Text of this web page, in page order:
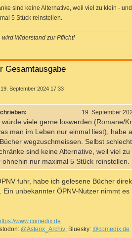
sind keine Alternative, weil viel zu klein -
5 Stück reinstellen.
Widerstand zur Pflicht!
Gesamtausgabe
19. September 2024 17:33
19. September
würde viele gerne loswerden (Romane/
man im Leben nur einmal liest), habe
wegzuschmeissen. Selbst
sind keine Alternative, weil viel zu
nur maximal 5 Stück reinstellen.
fuhr, habe ich gelesene Bücher
Ein unbekannter ÖPNV-Nutzer nimmt es
www.comedix.de
@Asterix_Archiv, Bluesky: @comedix.de